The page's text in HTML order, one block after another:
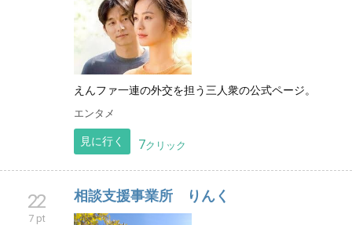
えんファ一連の外交を担う三人衆の公式ページ。
エンタメ
見に行く 7クリック
22
7 pt
相談支援事業所 りんく